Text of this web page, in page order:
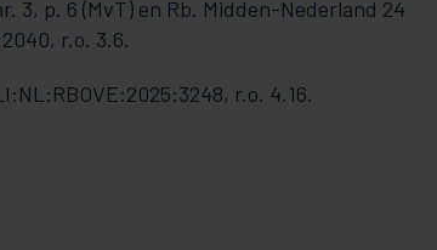
3, p. 6 (MvT) en Rb. Midden-Nederland 24
r.o. 3.6.
r.o. 4.16.